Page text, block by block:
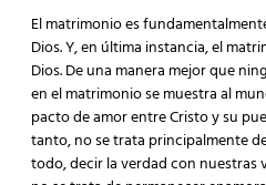
El matrimonio es
Dios. Y, en última instancia, el
Dios. De una manera mejor que
en el matrimonio se muestra al
pacto de amor entre Cristo y su
tanto, no se trata principalmente
todo, decir la verdad con nuestras